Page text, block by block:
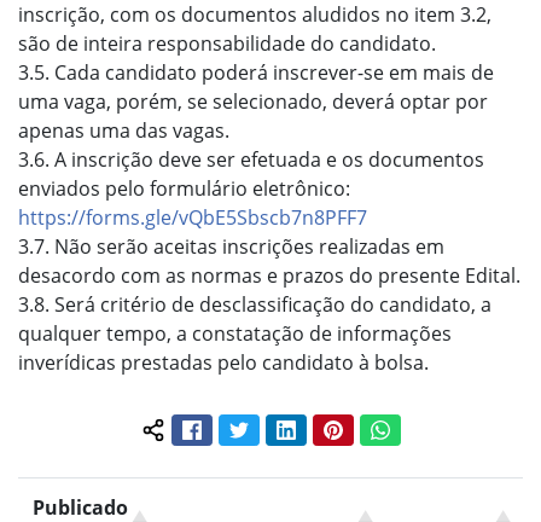
inscrição, com os documentos aludidos no item 3.2,
são de inteira responsabilidade do candidato.
3.5. Cada candidato poderá inscrever-se em mais de
uma vaga, porém, se selecionado, deverá optar por
apenas uma das vagas.
3.6. A inscrição deve ser efetuada e os documentos
enviados pelo formulário eletrônico:
https://forms.gle/vQbE5Sbscb7n8PFF7
3.7. Não serão aceitas inscrições realizadas em
desacordo com as normas e prazos do presente Edital.
3.8. Será critério de desclassificação do candidato, a
qualquer tempo, a constatação de informações
inverídicas prestadas pelo candidato à bolsa.
Compartilhar conteúdo:
FacebookTwitterLinkedInPinterestWhatsApp
Publicado